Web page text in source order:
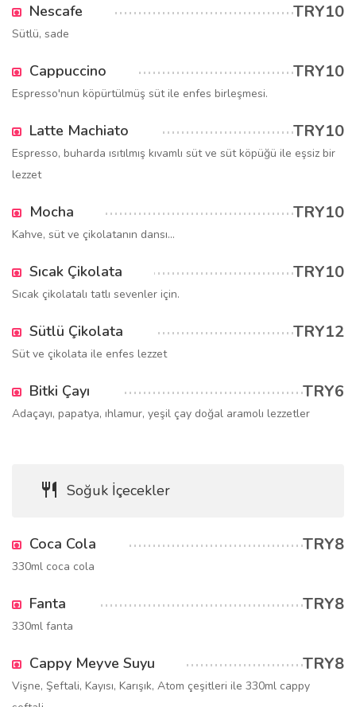
Nescafe TRY10
Sütlü, sade
Cappuccino TRY10
Espresso'nun köpürtülmüş süt ile enfes birleşmesi.
Latte Machiato TRY10
Espresso, buharda ısıtılmış kıvamlı süt ve süt köpüğü ile eşsiz bir
lezzet
Mocha TRY10
Kahve, süt ve çikolatanın dansı...
Sıcak Çikolata TRY10
Sıcak çikolatalı tatlı sevenler için.
Sütlü Çikolata TRY12
Süt ve çikolata ile enfes lezzet
Bitki Çayı TRY6
Adaçayı, papatya, ıhlamur, yeşil çay doğal aramolı lezzetler
Soğuk İçecekler
Coca Cola TRY8
330ml coca cola
Fanta TRY8
330ml fanta
Cappy Meyve Suyu TRY8
Vişne, Şeftali, Kayısı, Karışık, Atom çeşitleri ile 330ml cappy